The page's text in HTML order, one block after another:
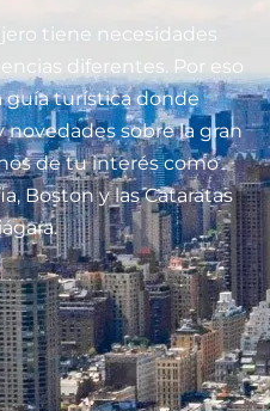
tiene necesidades
diferentes. Por eso
guía turística donde
sobre la gran
de tu interés como
Boston y las Cataratas